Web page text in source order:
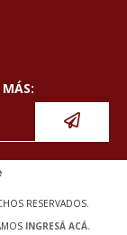
MÁS:
RESERVADOS.
INGRESÁ ACÁ.